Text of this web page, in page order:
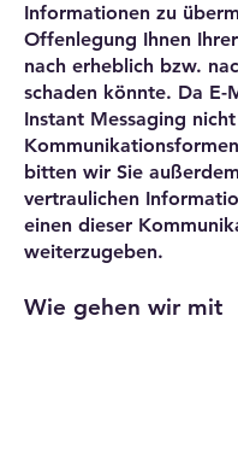
Informationen zu
Offenlegung Ihnen
nach erheblich bzw.
schaden könnte. Da E-
Instant Messaging
bitten wir Sie
vertraulichen
einen dieser
weiterzugeben.
Wie gehen wir mit